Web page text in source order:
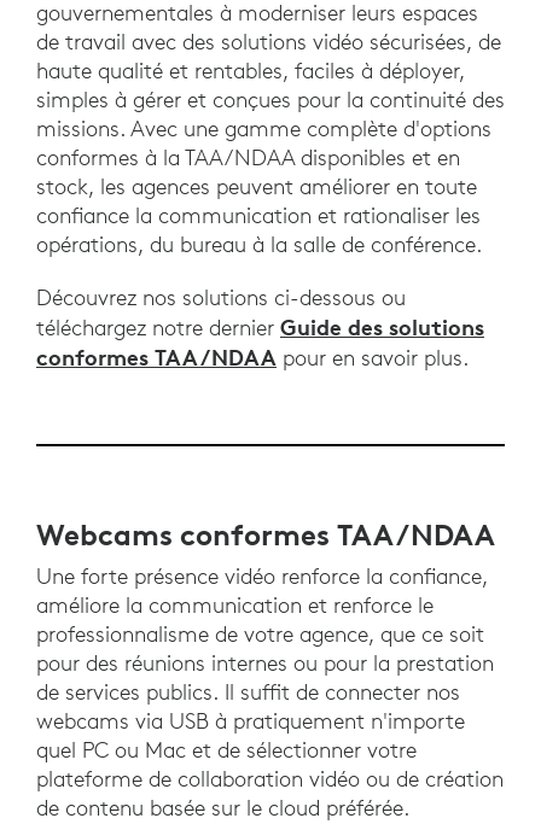
gouvernementales à moderniser leurs espaces
de travail avec des solutions vidéo sécurisées, de
haute qualité et rentables, faciles à déployer,
simples à gérer et conçues pour la continuité des
missions. Avec une gamme complète d'options
conformes à la TAA/NDAA disponibles et en
stock, les agences peuvent améliorer en toute
confiance la communication et rationaliser les
opérations, du bureau à la salle de conférence.
Découvrez nos solutions ci-dessous ou
téléchargez notre dernier Guide des solutions
conformes TAA/NDAA pour en savoir plus.
Webcams conformes TAA/NDAA
Une forte présence vidéo renforce la confiance,
améliore la communication et renforce le
professionnalisme de votre agence, que ce soit
pour des réunions internes ou pour la prestation
de services publics. Il suffit de connecter nos
webcams via USB à pratiquement n'importe
quel PC ou Mac et de sélectionner votre
plateforme de collaboration vidéo ou de création
de contenu basée sur le cloud préférée.